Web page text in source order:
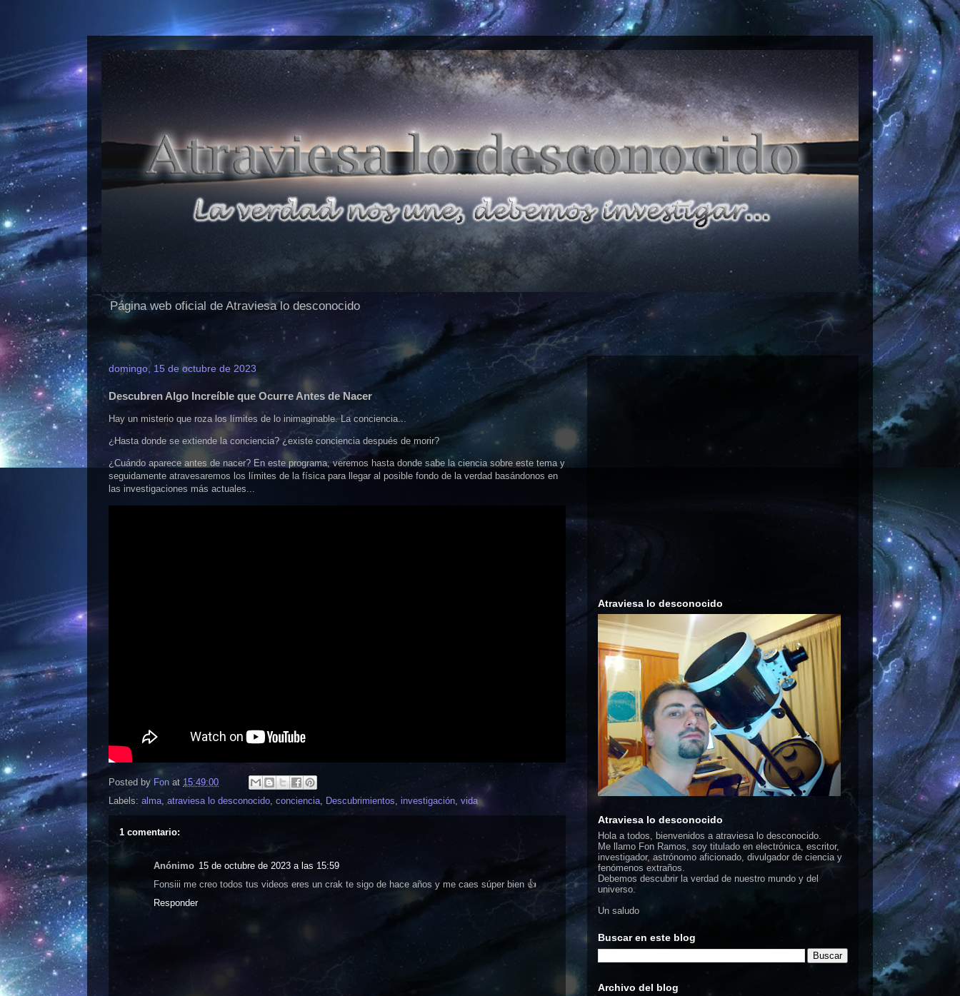
Página web oficial de Atraviesa lo desconocido
domingo, 15 de octubre de 2023
Descubren Algo Increíble que Ocurre Antes de Nacer
Hay un misterio que roza los límites de lo inimaginable. La conciencia...
¿Hasta donde se extiende la conciencia? ¿existe conciencia después de morir?
¿Cuándo aparece antes de nacer? En este programa, veremos hasta donde sabe la ciencia sobre este tema y
seguidamente atravesaremos los límites de la física para llegar al posible fondo de la verdad basándonos en
las investigaciones más actuales...
Posted by Fon at 15:49:00
Labels: alma, atraviesa lo desconocido, conciencia, Descubrimientos, investigación, vida
1 comentario:
Anónimo 15 de octubre de 2023 a las 15:59
Fonsiii me creo todos tus videos eres un crak te sigo de hace años y me caes súper bien 👍
Responder
Atraviesa lo desconocido
Atraviesa lo desconocido
Hola a todos, bienvenidos a atraviesa lo desconocido.
Me llamo Fon Ramos, soy titulado en electrónica, escritor,
investigador, astrónomo aficionado, divulgador de ciencia y
fenómenos extraños.
Debemos descubrir la verdad de nuestro mundo y del
universo.
Un saludo
Buscar en este blog
Archivo del blog